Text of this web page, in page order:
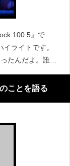
100.5』で
ライトです。
たんだよ。誰も
181kg)もあるわ
ことを語る